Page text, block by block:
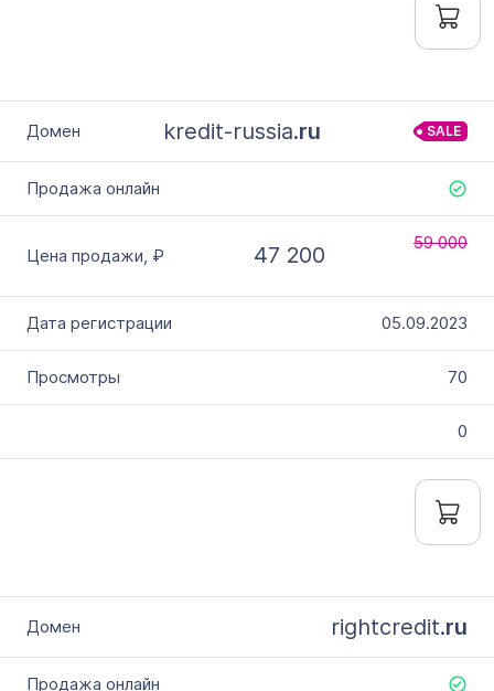
kredit-russia.ru SALE
47 200 59 000
05.09.2023
70
0
rightcredit.ru